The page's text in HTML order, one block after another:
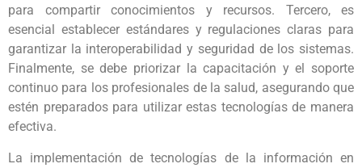
para compartir conocimientos y recursos. Tercero, es
esencial establecer estándares y regulaciones claras para
garantizar la interoperabilidad y seguridad de los sistemas.
Finalmente, se debe priorizar la capacitación y el soporte
continuo para los profesionales de la salud, asegurando que
estén preparados para utilizar estas tecnologías de manera
efectiva.
La implementación de tecnologías de la información en